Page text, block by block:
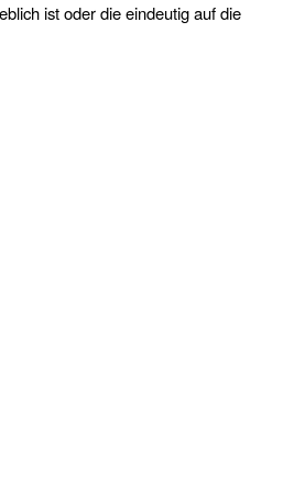
ist oder die eindeutig auf die